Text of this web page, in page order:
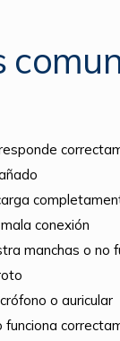
conexión
manchas o no
o auricular
funciona